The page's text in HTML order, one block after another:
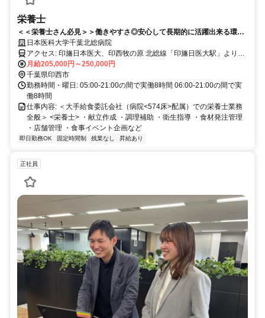
栄養士
＜＜栄養士さん必見＞＞働きやすさ◎安心して長期的に活躍出来る環境
がございます☆
日本医科大学千葉北総病院
アクセス: 印旛日本医大、印西牧の原 北総線「印旛日医大駅」より徒
歩15分/マイカー通勤可能
月給205,000円～250,000円
千葉県印西市
勤務時間・曜日: 05:00-21:00の間で実働8時間 06:00-21:00の間で実
働8時間
仕事内容: ＜大手給食委託会社（病院<574床>配属）での栄養士業務
全般＞ <栄養士> ・献立作成 ・調理補助 ・衛生指導 ・食材発注管理
・店舗管理 ・食事イベント企画など
即日勤務OK 固定時間制 残業なし 昇給あり
正社員